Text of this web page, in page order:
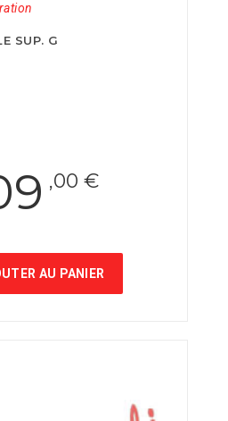
SUP. G
,00 €
AU PANIER